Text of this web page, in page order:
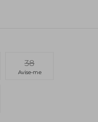
38
Avise-me